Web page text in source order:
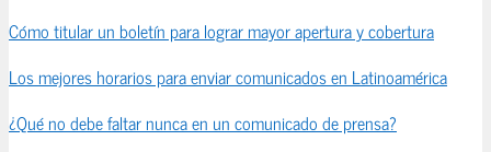
Cómo titular un boletín para lograr mayor apertura y cobertura
Los mejores horarios para enviar comunicados en Latinoamérica
¿Qué no debe faltar nunca en un comunicado de prensa?